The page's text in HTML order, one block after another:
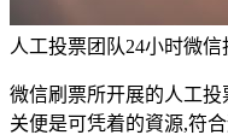
人工投票团队24小时微
微信刷票所开展的人工
关便是可凭着的資源,符